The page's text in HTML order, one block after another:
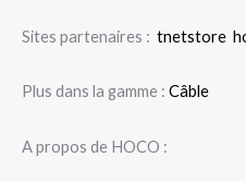
Sites partenaires : tnetstore
Plus dans la gamme : Câble
A propos de HOCO :